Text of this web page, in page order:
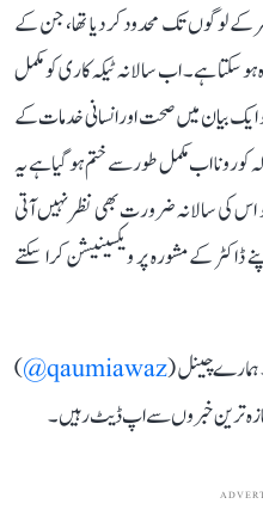
زائد عمر کے لوگوں تک محدود کر دیا تھا، جن کے
سکتا ہے۔ اب سالانہ ٹیکہ کاری کو مکمل
چھوڑ دیا گیا ہے۔ 6 اکتوبر کو ایک بیان میں صحت اور انسانی خدمات کے
کورونا اب مکمل طور سے ختم ہو گیا ہے یہ
کی سالانہ ضرورت بھی نظر نہیں آتی
کے مشورہ پر ویکسینیشن کرا سکتے
ہمارے چینل (qaumiawaz@
)
ترین خبروں سے اپ ڈیٹ رہیں۔